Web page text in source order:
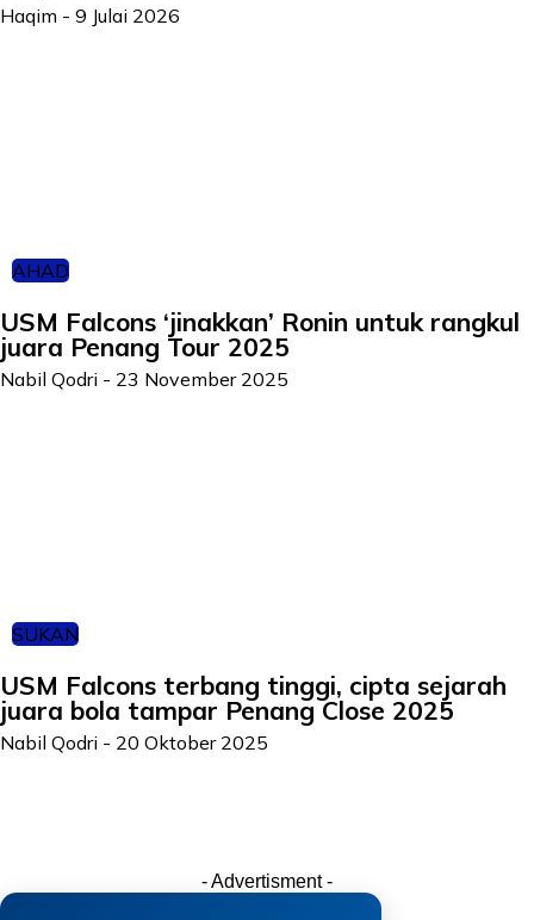
Haqim - 9 Julai 2026
AHAD
USM Falcons ‘jinakkan’ Ronin untuk rangkul
juara Penang Tour 2025
Nabil Qodri - 23 November 2025
SUKAN
USM Falcons terbang tinggi, cipta sejarah
juara bola tampar Penang Close 2025
Nabil Qodri - 20 Oktober 2025
- Advertisment -